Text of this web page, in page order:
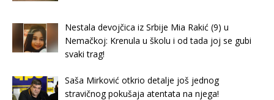
Nestala devojčica iz Srbije Mia Rakić (9) u
Nemačkoj: Krenula u školu i od tada joj se gubi
svaki trag!
Saša Mirković otkrio detalje još jednog
stravičnog pokušaja atentata na njega!